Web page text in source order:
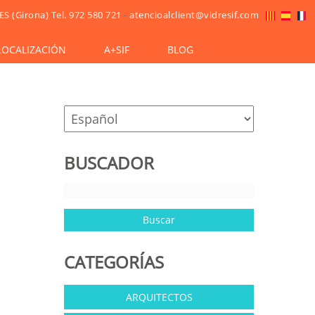
(Girona) Tel. 972 580 721 -atencioalclient@vidresif.com
A+SIF BLOG
BUSCADOR
CATEGORÍAS
ARQUITECTOS